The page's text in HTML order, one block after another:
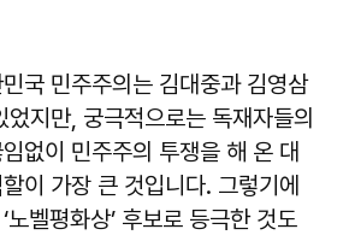
국 민주주의는 김대중과 김영삼
지만, 궁극적으로는 독재자들의
없이 민주주의 투쟁을 해 온 대
이 가장 큰 것입니다. 그렇기에
노벨평화상’ 후보로 등극한 것도